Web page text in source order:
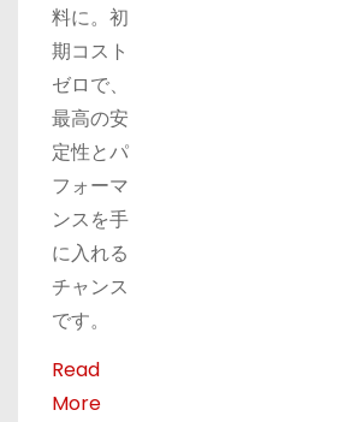
料に。初
期コスト
ゼロで、
最高の安
定性とパ
フォーマ
ンスを手
に入れる
チャンス
です。
Read
More